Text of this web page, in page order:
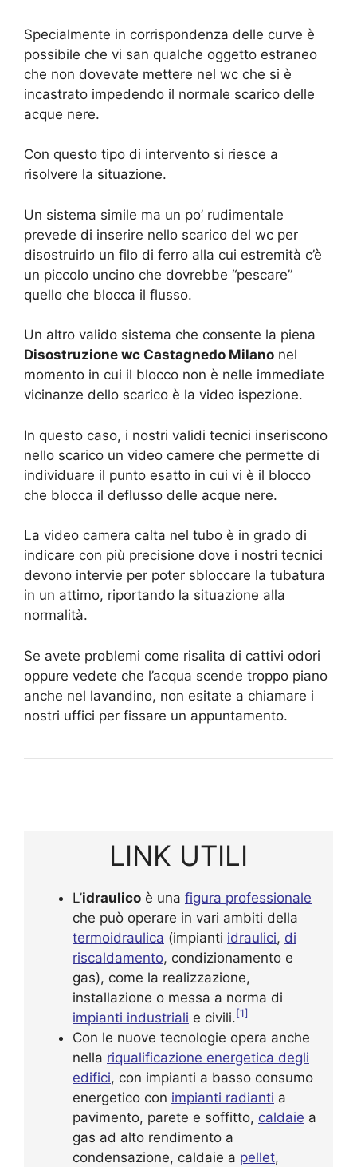
Specialmente in corrispondenza delle curve è
possibile che vi san qualche oggetto estraneo
che non dovevate mettere nel wc che si è
incastrato impedendo il normale scarico delle
acque nere.
Con questo tipo di intervento si riesce a
risolvere la situazione.
Un sistema simile ma un po’ rudimentale
prevede di inserire nello scarico del wc per
disostruirlo un filo di ferro alla cui estremità c’è
un piccolo uncino che dovrebbe “pescare”
quello che blocca il flusso.
Un altro valido sistema che consente la piena
Disostruzione wc Castagnedo Milano nel
momento in cui il blocco non è nelle immediate
vicinanze dello scarico è la video ispezione.
In questo caso, i nostri validi tecnici inseriscono
nello scarico un video camere che permette di
individuare il punto esatto in cui vi è il blocco
che blocca il deflusso delle acque nere.
La video camera calta nel tubo è in grado di
indicare con più precisione dove i nostri tecnici
devono intervie per poter sbloccare la tubatura
in un attimo, riportando la situazione alla
normalità.
Se avete problemi come risalita di cattivi odori
oppure vedete che l’acqua scende troppo piano
anche nel lavandino, non esitate a chiamare i
nostri uffici per fissare un appuntamento.
LINK UTILI
L’idraulico è una figura professionale
che può operare in vari ambiti della
termoidraulica (impianti idraulici, di
riscaldamento, condizionamento e
gas), come la realizzazione,
installazione o messa a norma di
impianti industriali e civili. [1]
Con le nuove tecnologie opera anche
nella riqualificazione energetica degli
edifici, con impianti a basso consumo
energetico con impianti radianti a
pavimento, parete e soffitto, caldaie a
gas ad alto rendimento a
condensazione, caldaie a pellet,